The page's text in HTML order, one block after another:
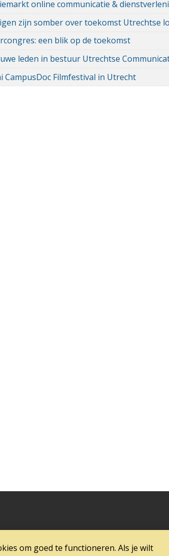
online communicatie &
zijn somber over toekomst Utrechtse
een blik op de toekomst
leden in bestuur Utrechtse
CampusDoc Filmfestival in Utrecht
om goed te functioneren. Als je wilt